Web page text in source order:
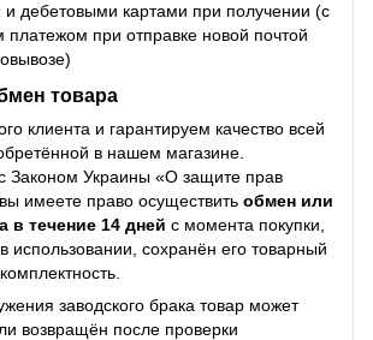
дебетовыми картами при получении (с
при отправке новой почтой
товара
клиента и гарантируем качество всей
в нашем магазине.
с Законом Украины «О защите прав
имеете право осуществить обмен или
в течение 14 дней с момента покупки,
использовании, сохранён его товарный
заводского брака товар может
возвращён после проверки